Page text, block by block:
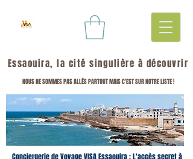
Essaouira, la cité singulière à découvrir
NOUS NE SOMMES PAS ALLÉS PARTOUT MAIS C'EST SUR NOTRE LISTE !